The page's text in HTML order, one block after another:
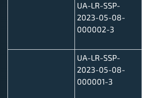
UA-LR-SSP-
2023-05-08-
000002-3
UA-LR-SSP-
2023-05-08-
000001-3